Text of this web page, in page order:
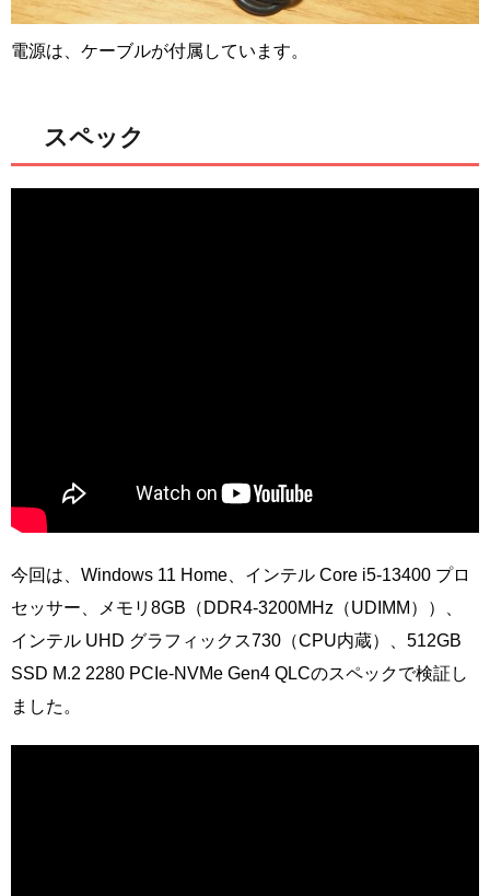
電源は、ケーブルが付属しています。
スペック
今回は、Windows 11 Home、インテル Core i5-13400 プロ
セッサー、メモリ8GB（DDR4-3200MHz（UDIMM））、
インテル UHD グラフィックス730（CPU内蔵）、512GB
SSD M.2 2280 PCIe-NVMe Gen4 QLCのスペックで検証し
ました。